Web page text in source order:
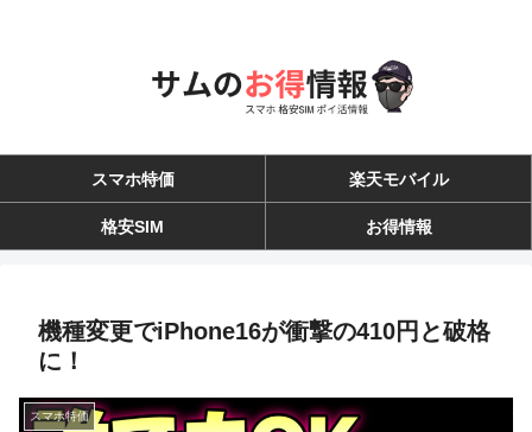
スマホ特価 楽天モバイル
格安SIM お得情報
機種変更でiPhone16が衝撃の410円と破格
に！
スマホ特価